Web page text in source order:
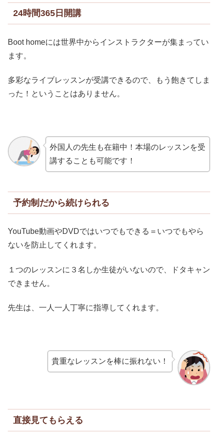
24時間365日開講
Boot homeには世界中からインストラクターが集まってい
ます。
多彩なライブレッスンが受講できるので、もう飽きてしま
った！ということはありません。
外国人の先生も在籍中！本場のレッスンを受
講することも可能です！
予約制だから続けられる
YouTube動画やDVDではいつでもできる＝いつでもやら
ないを防止してくれます。
１つのレッスンに３名しか生徒がいないので、ドタキャン
できません。
先生は、一人一人丁寧に指導してくれます。
貴重なレッスンを棒に振れない！
直接見てもらえる